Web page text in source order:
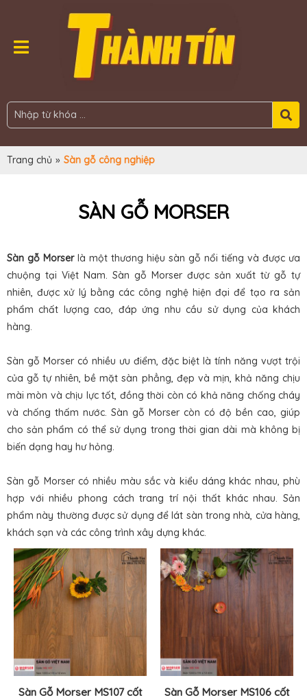
Trang chủ » Sàn gỗ công nghiệp
SÀN GỖ MORSER
Sàn gỗ Morserlà một thương hiệu sàn gỗ nổi tiếng và được ưa
chuộng tại Việt Nam. Sàn gỗ Morser được sản xuất từ gỗ tự
nhiên, được xử lý bằng các công nghệ hiện đại để tạo ra sản
phẩm chất lượng cao, đáp ứng nhu cầu sử dụng của khách
hàng.
Sàn gỗ Morser có nhiều ưu điểm, đặc biệt là tính năng vượt trội
của gỗ tự nhiên, bề mặt sàn phẳng, đẹp và mịn, khả năng chịu
mài mòn và chịu lực tốt, đồng thời còn có khả năng chống cháy
và chống thấm nước. Sàn gỗ Morser còn có độ bền cao, giúp
cho sản phẩm có thể sử dụng trong thời gian dài mà không bị
biến dạng hay hư hỏng.
Sàn gỗ Morser có nhiều màu sắc và kiểu dáng khác nhau, phù
hợp với nhiều phong cách trang trí nội thất khác nhau. Sản
phẩm này thường được sử dụng để lát sàn trong nhà, cửa hàng,
khách sạn và các công trình xây dựng khác.
Sàn Gỗ Morser MS107 cốt
Sàn Gỗ Morser MS106 cốt